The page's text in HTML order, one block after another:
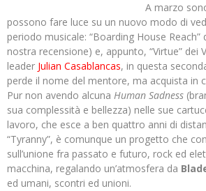
A marzo
possono fare luce su un nuovo modo di
periodo musicale: “Boarding House Reach”
nostra recensione) e, appunto, “Virtue” dei
leader Julian Casablancas, in questa
perde il nome del mentore, ma acquista in
Pur non avendo alcuna Human Sadness
sua complessità e bellezza) nelle sue
lavoro, che esce a ben quattro anni di
“Tyranny”, è comunque un progetto che
sull’unione fra passato e futuro, rock ed
macchina, regalando un’atmosfera da
ed umani, scontri ed unioni.